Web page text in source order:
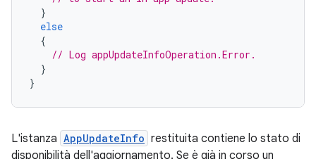
}
else
{
// Log appUpdateInfoOperation.Error.
}
}
L'istanza AppUpdateInfo restituita contiene lo stato di
disponibilità dell'aggiornamento. Se è già in corso un